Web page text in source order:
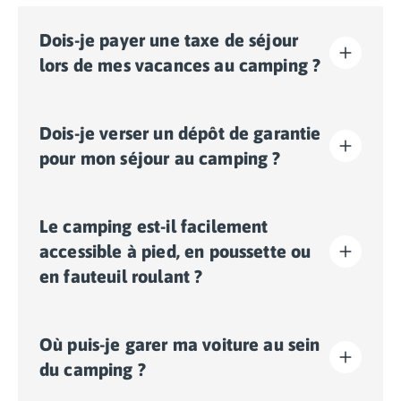
Dois-je payer une taxe de séjour
lors de mes vacances au camping ?
sites touristiques. Il vous faudra donc l’acquitter lors
de votre enregistrement en ligne ou une fois sur place.
Dois-je verser un dépôt de garantie
pour mon séjour au camping ?
votre enregistrement en ligne ou une fois sur place.
Le camping est-il facilement
accessible à pied, en poussette ou
en fauteuil roulant ?
camping se font facilement à pied, en poussette ou en
fauteuil roulant.
Où puis-je garer ma voiture au sein
du camping ?